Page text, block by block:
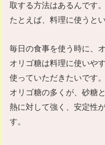
取する方法はあるんです。
たとえば、料理に使うと
毎日の食事を使う時に、
オリゴ糖は料理に使いや
使っていただきたいです。
オリゴ糖の多くが、砂糖
熱に対して強く、安定性
す。